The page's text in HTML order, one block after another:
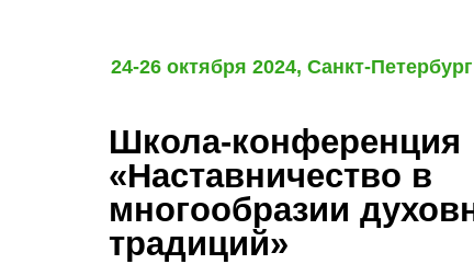
Школа-конференция
«Наставничество в
многообразии
традиций»
24-26 октября 2024, Санкт-Петербург